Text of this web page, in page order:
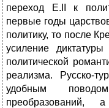
переход Е.II к
первые годы
политику, то после
усиление
политической
реализма. Русско-
удобным
преобразований,